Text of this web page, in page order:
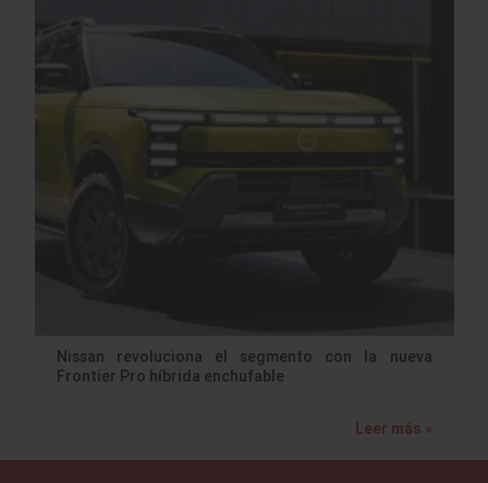
Nissan revoluciona el segmento con la nueva
Frontier Pro híbrida enchufable
Leer más »